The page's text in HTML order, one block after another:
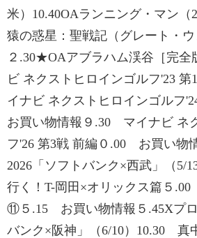
米）10.40OAランニング・マン
猿の惑星：聖戦記（グレート・ウ
２.30★OAアブラハム渓谷［完
ビ ネクストヒロインゴルフ'23
イナビ ネクストヒロインゴルフ
お買い物情報９.30 マイナビ ネ
フ'26 第3戦 前編０.00 お買い物
2026「ソフトバンク×西武」（5/
行く！T-岡田×オリックス篇５
⑪５.15 お買い物情報５.45Xプロ
バンク×阪神」（6/10）10.30 真